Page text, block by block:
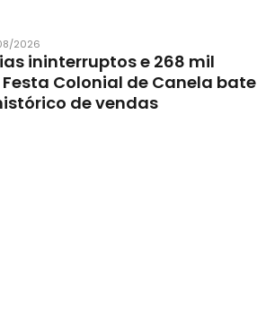
2026
ininterruptos e 268 mil
Colonial de Canela bate
de vendas